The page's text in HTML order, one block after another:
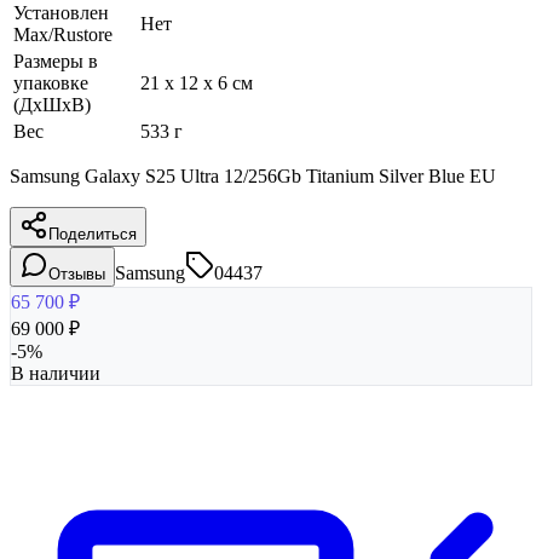
Установлен
Max/Rustore
Нет
Размеры в
упаковке
(ДхШхВ)
21 x 12 x 6 см
Вес 533 г
Samsung Galaxy S25 Ultra 12/256Gb Titanium Silver Blue EU
Поделиться
Отзывы Samsung
04437
65 700 ₽
69 000 ₽
-5%
В наличии